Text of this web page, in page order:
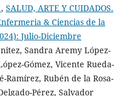
, SALUD, ARTE Y CUIDADOS.
& Ciencias de la
Julio-Diciembre
Sandra Aremy López-
Gómez, Vicente Rueda-
Rubén de la Rosa-
Pérez, Salvador